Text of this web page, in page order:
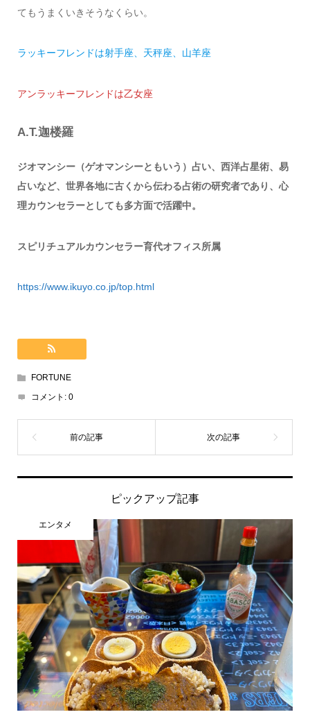
てもうまくいきそうなくらい。
ラッキーフレンドは射手座、天秤座、山羊座
アンラッキーフレンドは乙女座
A.T.迦楼羅
ジオマンシー（ゲオマンシーともいう）占い、西洋占星術、易
占いなど、世界各地に古くから伝わる占術の研究者であり、心
理カウンセラーとしても多方面で活躍中。
スピリチュアルカウンセラー育代オフィス所属
https://www.ikuyo.co.jp/top.html
FORTUNE
コメント: 0
ピックアップ記事
エンタメ